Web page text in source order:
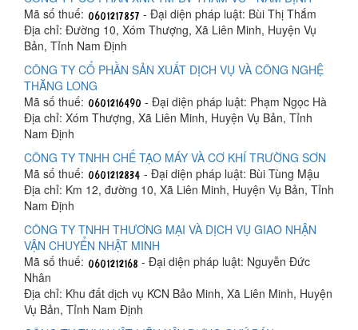
Mã số thuế:
- Đại diện pháp luật: Bùi Thị Thắm
Địa chỉ: Đường 10, Xóm Thượng, Xã Liên Minh, Huyện Vụ
Bản, Tỉnh Nam Định
CÔNG TY CỔ PHẦN SẢN XUẤT DỊCH VỤ VÀ CÔNG NGHỆ
THĂNG LONG
Mã số thuế:
- Đại diện pháp luật: Phạm Ngọc Hà
Địa chỉ: Xóm Thượng, Xã Liên Minh, Huyện Vụ Bản, Tỉnh
Nam Định
CÔNG TY TNHH CHẾ TẠO MÁY VÀ CƠ KHÍ TRƯỜNG SƠN
Mã số thuế:
- Đại diện pháp luật: Bùi Tùng Mậu
Địa chỉ: Km 12, đường 10, Xã Liên Minh, Huyện Vụ Bản, Tỉnh
Nam Định
CÔNG TY TNHH THƯƠNG MẠI VÀ DỊCH VỤ GIAO NHẬN
VẬN CHUYỂN NHẬT MINH
Mã số thuế:
- Đại diện pháp luật: Nguyễn Đức
Nhân
Địa chỉ: Khu đất dịch vụ KCN Bảo Minh, Xã Liên Minh, Huyện
Vụ Bản, Tỉnh Nam Định